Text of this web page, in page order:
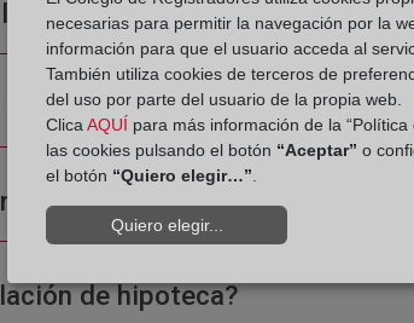
en un Registro de la Propiedad
simple o una certificación?
de hipoteca?
necesarias para permitir la navegación por la
información para que el usuario acceda al
También utiliza cookies de terceros de
del uso por parte del usuario de la propia web.
ClicaAQUÍ para más información de la
las cookies pulsando el botón “Aceptar” o
el botón “Quiero elegir…”.
Quiero elegir...